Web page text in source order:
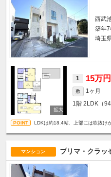
西武
築年
埼玉
1 15万円
敷 1ヶ月
1階 2LDK（
LDKは約18.4帖、上部には吹抜け
マンション プリマ・クラッ